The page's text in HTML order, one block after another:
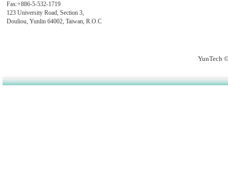
Fax:+886-5-532-1719
123 University Road, Section 3,
Douliou, Yunlin 64002, Taiwan, R.O.C
YunTech